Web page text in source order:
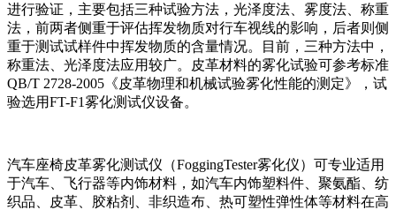
进行验证，主要包括三种试验方法，光泽度法、雾度法、称重
法，前两者侧重于评估挥发物质对行车视线的影响，后者则侧
重于测试试样件中挥发物质的含量情况。目前，三种方法中，
称重法、光泽度法应用较广。皮革材料的雾化试验可参考标准
QB/T 2728-2005《皮革物理和机械试验雾化性能的测定》，试
验选用FT-F1雾化测试仪设备。
汽车座椅皮革雾化测试仪（FoggingTester雾化仪）可专业适用
于汽车、飞行器等内饰材料，如汽车内饰塑料件、聚氨酯、纺
织品、皮革、胶粘剂、非织造布、热可塑性弹性体等材料在高